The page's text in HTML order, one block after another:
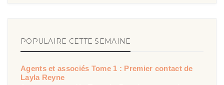
POPULAIRE CETTE SEMAINE
Agents et associés Tome 1 : Premier contact de
Layla Reyne